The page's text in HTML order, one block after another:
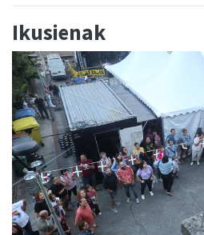
Ikusienak